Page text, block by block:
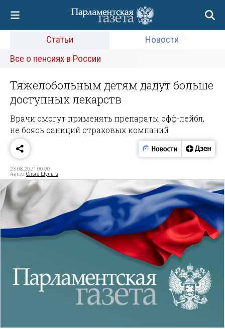
Статьи
Новости
Все о пенсиях в России
Тяжелобольным детям дадут больше
доступных лекарств
Врачи смогут применять препараты офф-лейбл,
не боясь санкций страховых компаний
23.08.2021 00:00
Автор:Ольга Шульга